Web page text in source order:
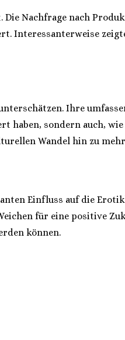
Nachfrage nach
Interessanterweise
Ihre
sondern auch,
Wandel hin zu
Einfluss auf die
für eine positive
können.